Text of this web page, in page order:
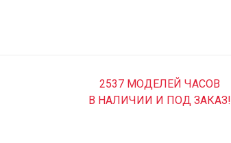
2537 МОДЕЛЕЙ ЧАСОВ
В НАЛИЧИИ И ПОД ЗАКАЗ!